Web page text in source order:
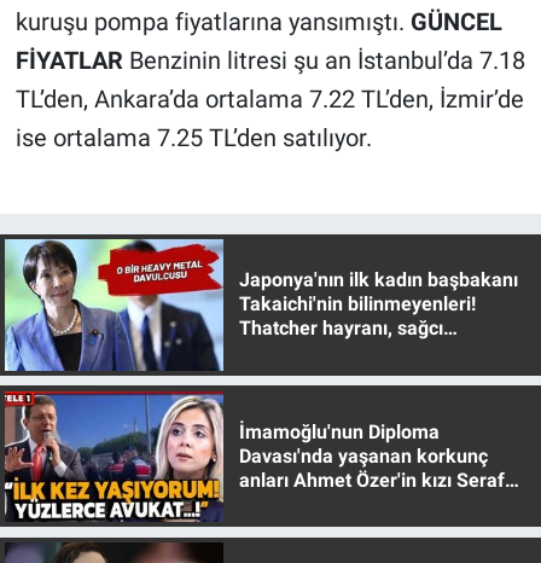
kuruşu pompa fiyatlarına yansımıştı. GÜNCEL
FİYATLARBenzinin litresi şu an İstanbul’da 7.18
TL’den, Ankara’da ortalama 7.22 TL’den, İzmir’de
ise ortalama 7.25 TL’den satılıyor.
Japonya'nın ilk kadın başbakanı
Takaichi'nin bilinmeyenleri!
Thatcher hayranı, sağcı
İmamoğlu'nun Diploma
Davası'nda yaşanan korkunç
anları Ahmet Özer'in kızı Seraf
İlan
Kimdir
Koronavirüs
Ne demişti
Nedir
Popüler
Programlar
Sağlık